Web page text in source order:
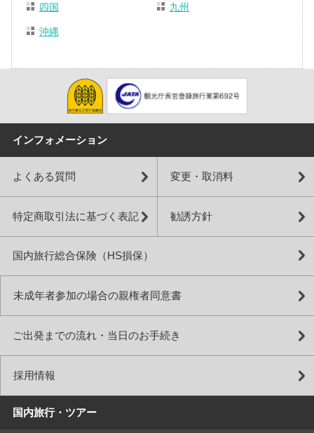
四国 九州
沖縄
インフォメーション
よくある質問 変更・取消料
特定商取引法に基づく表記 勧誘方針
国内旅行総合保険（HS損保）
未成年者参加の場合の親権者同意書
ご出発までの流れ・当日のお手続き
採用情報
国内旅行・ツアー